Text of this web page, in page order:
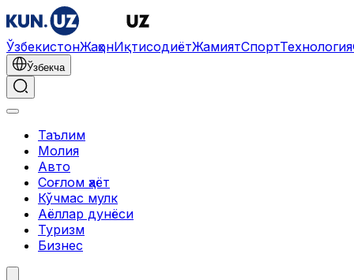
ЎзбекистонЖаҳонИқтисодиётЖамиятСпортТехнология
Ўзбекча
Таълим
Молия
Авто
Соғлом ҳаёт
Кўчмас мулк
Аёллар дунёси
Туризм
Бизнес